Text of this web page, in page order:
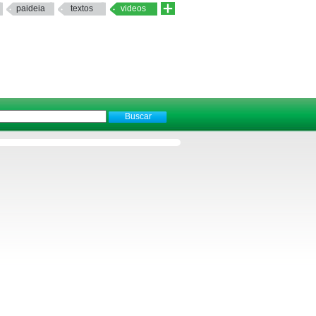
paideia textos videos